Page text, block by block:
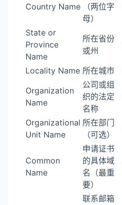
Country Name
（两位字
母）
State or
Province
Name
所在省份
或州
Locality Name 所在城市
Organization
Name
公司或组
织的法定
名称
Organizational
Unit Name
所在部门
（可选）
Common
Name
申请证书
的具体域
名（最重
要）
联系邮箱